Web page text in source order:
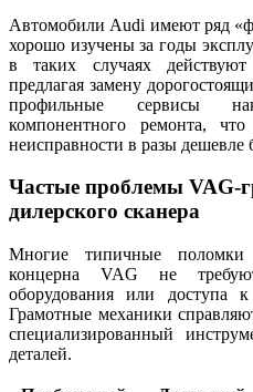
Автомобили Audi имеют ряд
хорошо изучены за годы
в таких случаях
предлагая замену
профильные сервисы
компонентного ремонта,
неисправности в разы дешевле
Частые проблемы VAG-
дилерского сканера
Многие типичные поломки
концерна VAG не
оборудования или доступа
Грамотные механики
специализированный
деталей.